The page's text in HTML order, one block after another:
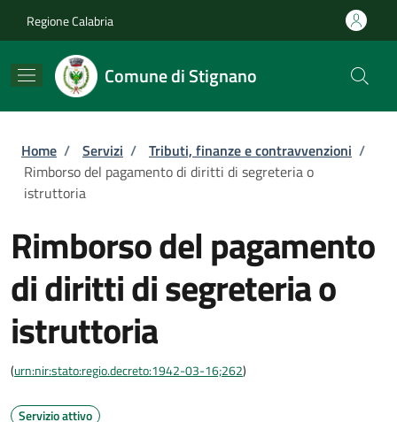
Regione Calabria
Comune di Stignano
Briciole di pane
Home / Servizi / Tributi, finanze e contravvenzioni /
Rimborso del pagamento di diritti di segreteria o
istruttoria
Rimborso del pagamento
di diritti di segreteria o
istruttoria
(urn:nir:stato:regio.decreto:1942-03-16;262)
Servizio attivo